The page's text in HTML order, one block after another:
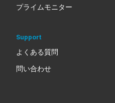
プライムモニター
Support
よくある質問
問い合わせ